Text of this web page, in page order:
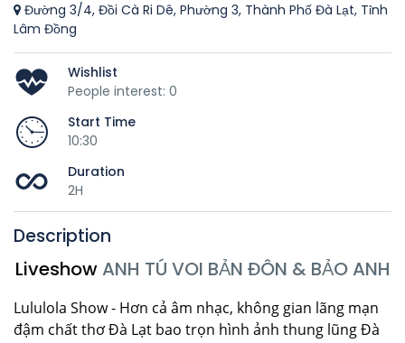
Đường 3/4, Đồi Cà Ri Dê, Phường 3, Thành Phố Đà Lạt, Tỉnh
Lâm Đồng
Wishlist
People interest: 0
Start Time
10:30
Duration
2H
Description
Liveshow ANH TÚ VOI BẢN ĐÔN & BẢO ANH
Lululola Show - Hơn cả âm nhạc, không gian lãng mạn
đậm chất thơ Đà Lạt bao trọn hình ảnh thung lũng Đà